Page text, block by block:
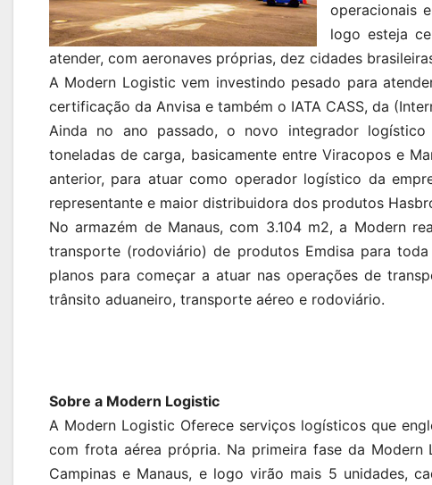
operacionais
logo esteja
atender, com aeronaves próprias, dez cidades
A Modern Logistic vem investindo pesado para
certificação da Anvisa e também o IATA CASS, da
Ainda no ano passado, o novo integrador logístico
toneladas de carga, basicamente entre Viracopos e
anterior, para atuar como operador logístico da
representante e maior distribuidora dos produtos
No armazém de Manaus, com 3.104 m2, a Modern
transporte (rodoviário) de produtos Emdisa para
planos para começar a atuar nas operações de
trânsito aduaneiro, transporte aéreo e rodoviário.
Sobre a Modern Logistic
A Modern Logistic Oferece serviços logísticos que
com frota aérea própria. Na primeira fase da
Campinas e Manaus, e logo virão mais 5 unidades,